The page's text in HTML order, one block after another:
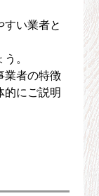
すい業者と
。
業者の特徴
的にご説明